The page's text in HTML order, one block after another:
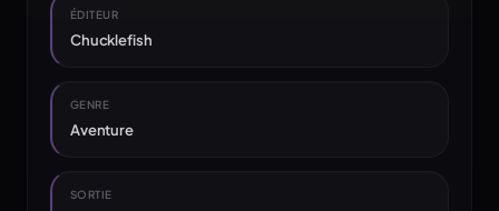
ÉDITEUR
Chucklefish
GENRE
Aventure
SORTIE